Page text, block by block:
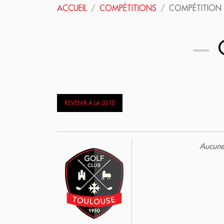
ACCUEIL COMPÉTITIONS COMPÉTITION
REVENIR À LA LISTE